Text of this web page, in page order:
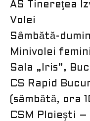
AS Tinereţea
Volei
Sâmbătă-
Minivolei
Sala „Iris”,
CS Rapid
(sâmbătă, ora
CSM Ploieşti –